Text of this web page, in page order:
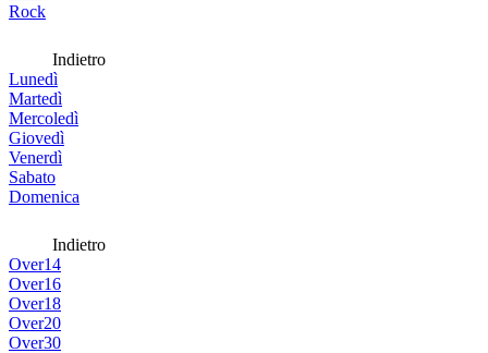
Rock
Indietro
Lunedì
Martedì
Mercoledì
Giovedì
Venerdì
Sabato
Domenica
Indietro
Over14
Over16
Over18
Over20
Over30